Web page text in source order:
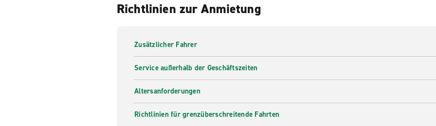
Richtlinien zur Anmietung
Zusätzlicher Fahrer
Service außerhalb der Geschäftszeiten
Altersanforderungen
Richtlinien für grenzüberschreitende Fahrten